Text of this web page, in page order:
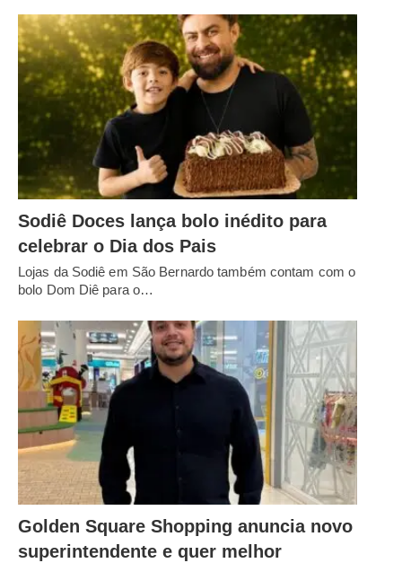
Sodiê Doces lança bolo inédito para
celebrar o Dia dos Pais
Lojas da Sodiê em São Bernardo também contam com o
bolo Dom Diê para o…
Golden Square Shopping anuncia novo
superintendente e quer melhor